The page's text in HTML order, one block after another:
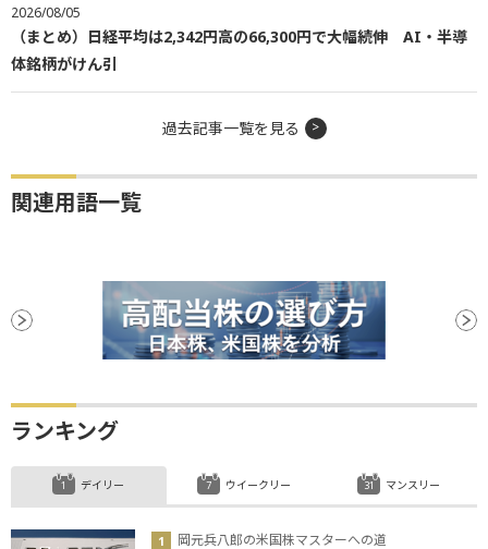
2026/08/05
（まとめ）日経平均は2,342円高の66,300円で大幅続伸 AI・半導
体銘柄がけん引
過去記事一覧を見る
関連用語一覧
ランキング
デイリー
岡元兵八郎の米国株マスターへの道
ウイークリー マンスリー